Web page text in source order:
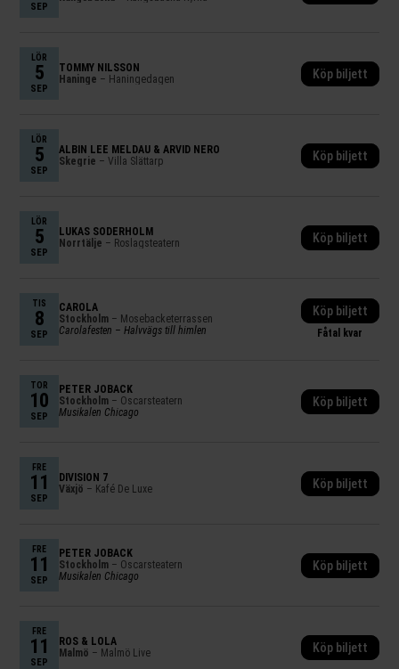
SEP
LÖR
5
SEP
TOMMY NILSSON
Haninge – Haningedagen Köp biljett
LÖR
5
SEP
ALBIN LEE MELDAU & ARVID NERO
Skegrie – Villa Slättarp Köp biljett
LÖR
5
SEP
LUKAS SÖDERHOLM
Norrtälje – Roslagsteatern Köp biljett
TIS
8
SEP
CAROLA
Stockholm – Mosebacketerrassen
Carolafesten – Halvvägs till himlen
Fåtal kvar
Köp biljett
TOR
10
SEP
PETER JÖBACK
Stockholm – Oscarsteatern
Musikalen Chicago
Köp biljett
FRE
11
SEP
DIVISION 7
Växjö – Kafé De Luxe Köp biljett
FRE
11
SEP
PETER JÖBACK
Stockholm – Oscarsteatern
Musikalen Chicago
Köp biljett
FRE
11
SEP
ROS & LOLA
Malmö – Malmö Live Köp biljett